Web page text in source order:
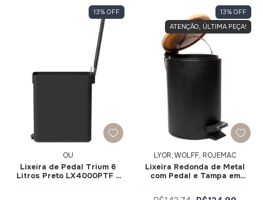
13% OFF
OU
Lixeira de Pedal Trium 6
Litros Preto LX4000PTF -
13% OFF
ATENÇÃO, ÚLTIMA PEÇA!
LYOR, WOLFF, ROJEMAC
Lixeira Redonda de Metal
com Pedal e Tampa em